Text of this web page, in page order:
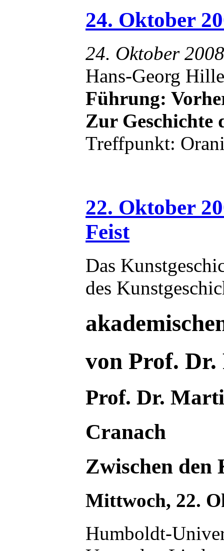
24. Oktober
24. Oktober
Hans-Georg
Führung:
Zur Geschichte
Treffpunkt:
22. Oktober
Feist
Das
des
von Prof. Dr.
Prof. Dr.
Cranach
Zwischen den
Mittwoch, 22.
Humboldt-